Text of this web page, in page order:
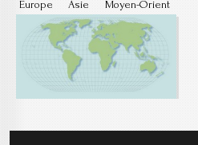
Europe
Asie
Moyen-Orient